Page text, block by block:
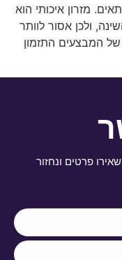
מזרון איכותי הוא
ולכן אסור לוותר
המבצעים התזמון
פרטים ונחזור